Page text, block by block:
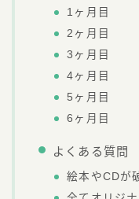
1ヶ月目
2ヶ月目
3ヶ月目
4ヶ月目
5ヶ月目
6ヶ月目
よくある質問
絵本やCDが